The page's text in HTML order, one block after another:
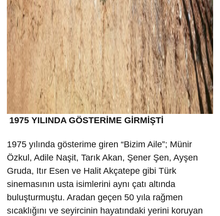
1975 YILINDA GÖSTERİME GİRMİŞTİ
1975 yılında gösterime giren “Bizim Aile”; Münir
Özkul, Adile Naşit, Tarık Akan, Şener Şen, Ayşen
Gruda, Itır Esen ve Halit Akçatepe gibi Türk
sinemasının usta isimlerini aynı çatı altında
buluşturmuştu. Aradan geçen 50 yıla rağmen
sıcaklığını ve seyircinin hayatındaki yerini koruyan